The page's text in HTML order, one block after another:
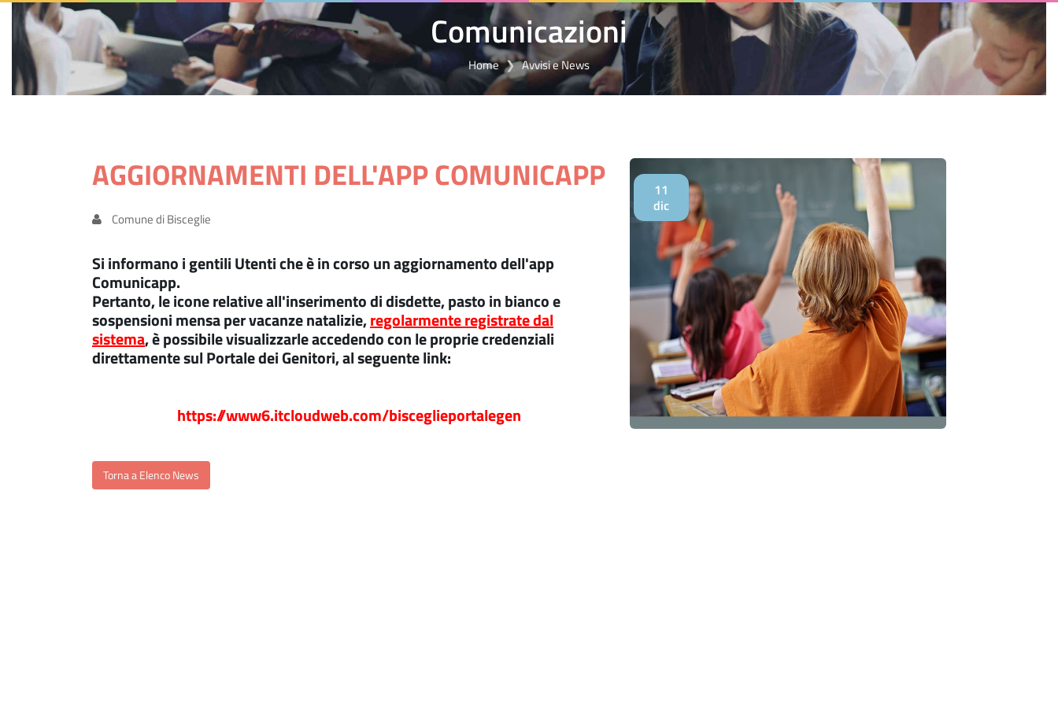
Comunicazioni
Home Avvisi e News
11
dic
AGGIORNAMENTI DELL'APP COMUNICAPP
Comune di Bisceglie
Si informano i gentili Utenti che è in corso un aggiornamento dell'app
Comunicapp.
Pertanto,le icone relative all'inserimento di disdette, pasto in bianco e
sospensioni mensa per vacanze natalizie,regolarmente registrate dal
sistema, è possibile visualizzarle accedendo con le proprie credenziali
direttamente sul Portale dei Genitori, al seguente link:
https://www6.itcloudweb.com/bisceglieportalegen
Torna a Elenco News